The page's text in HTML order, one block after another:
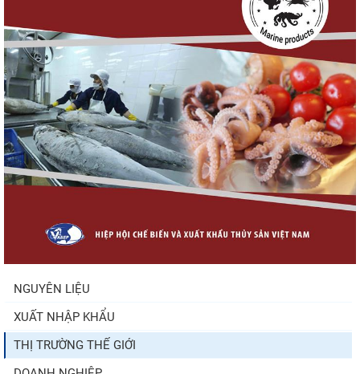
Nguồn cung giảm, giá cá rô phi Trung Quốc
Nhập khẩu tôm của Mỹ phục hồi trong
tháng 5/2026
Trung Quốc tăng mạnh nhập khẩu mực,
NGUYÊN LIỆU
XUẤT NHẬP KHẨU
THỊ TRƯỜNG THẾ GIỚI